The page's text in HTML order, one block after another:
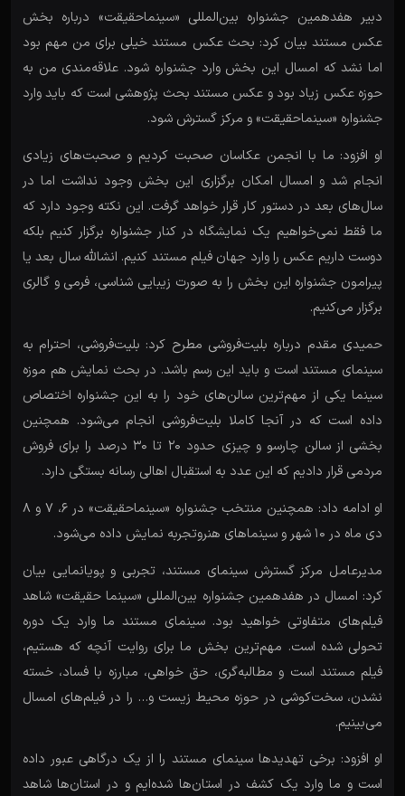
دبیر هفدهمین جشنواره بین‌المللی «سینماحقیقت» درباره بخش
عکس مستند بیان کرد: بحث عکس مستند خیلی برای من مهم بود
اما نشد که امسال این بخش وارد جشنواره شود. علاقه‌مندی من به
حوزه عکس زیاد بود و عکس مستند بحث پژوهشی است که باید وارد
جشنواره «سینماحقیقت» و مرکز گسترش شود.
او افزود: ما با انجمن عکاسان صحبت کردیم و صحبت‌های زیادی
انجام شد و امسال امکان برگزاری این بخش وجود نداشت اما در
سال‌های بعد در دستور کار قرار خواهد گرفت. این نکته وجود دارد که
ما فقط نمی‌خواهیم یک نمایشگاه در کنار جشنواره برگزار کنیم بلکه
دوست داریم عکس را وارد جهان فیلم مستند کنیم. انشالله سال بعد یا
پیرامون جشنواره این بخش را به صورت زیبایی شناسی، فرمی و گالری
برگزار می‌‌کنیم.
حمیدی مقدم درباره بلیت‌فروشی مطرح کرد: بلیت‌فروشی، احترام به
سینمای مستند است و باید این رسم باشد. در بحث نمایش هم موزه
سینما یکی از مهم‌ترین سالن‌های خود را به این جشنواره اختصاص
داده است که در آنجا کاملا بلیت‌فروشی انجام‌ می‌شود. همچنین
بخشی از سالن چارسو و چیزی حدود ۲۰ تا ۳۰ درصد را برای فروش
مردمی قرار دادیم که این عدد به استقبال اهالی رسانه بستگی دارد.
او ادامه داد: همچنین منتخب جشنواره «سینماحقیقت» در ۶، ۷ و ۸
دی ماه در ۱۰ شهر و سینماهای هنروتجربه نمایش داده می‌شود.
مدیرعامل مرکز گسترش سینمای مستند، تجربی و پویانمایی بیان
کرد: امسال در هفدهمین جشنواره بین‌المللی «سینما حقیقت» شاهد
فیلم‌های متفاوتی خواهید بود. سینمای مستند ما وارد یک دوره
تحولی شده است. مهم‌ترین بخش ما برای روایت آنچه که هستیم،
فیلم‌ مستند است و مطالبه‌گری، حق خواهی، مبارزه با فساد، خسته
نشدن، سخت‌کوشی در حوزه محیط زیست و… را در فیلم‌های امسال
می‌بینیم.
او افزود: برخی تهدیدها سینمای مستند را از یک درگاهی عبور داده
است و ما وارد یک کشف در استان‌ها شده‌ایم و در استان‌ها شاهد